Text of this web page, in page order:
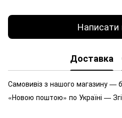
Написати
Доставка
Самовивіз з нашого магазину —
«Новою поштою» по Україні —